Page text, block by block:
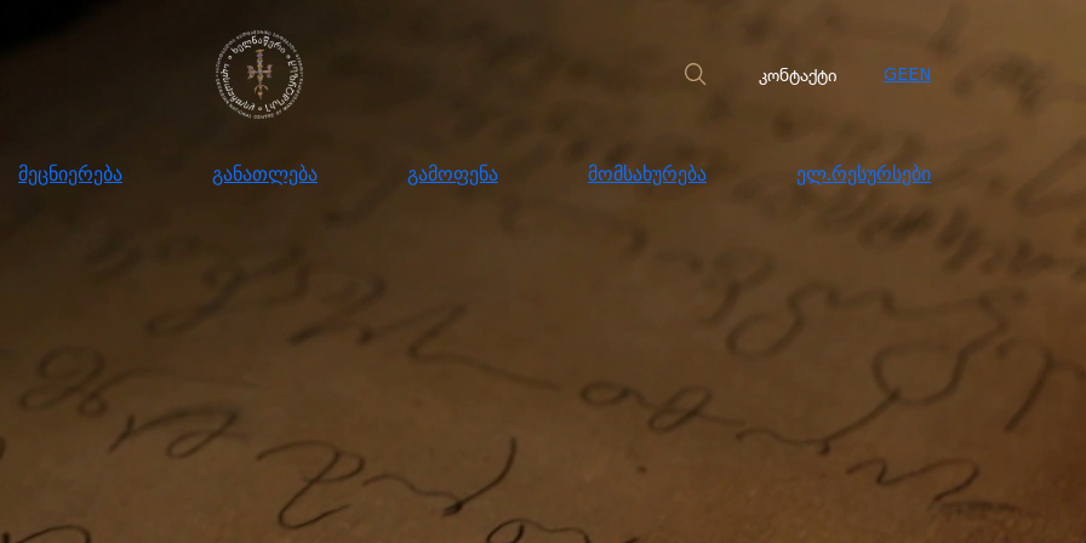
კონტაქტი GEEN
მეცნიერება განათლება გამოფენა მომსახურება ელ.რესურსები
განათლება